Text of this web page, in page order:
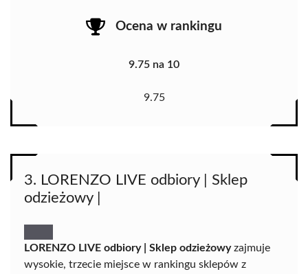
Ocena w rankingu
9.75 na 10
9.75
3. LORENZO LIVE odbiory | Sklep
odzieżowy |
LORENZO LIVE odbiory | Sklep odzieżowyzajmuje
wysokie, trzecie miejsce w rankingu sklepów z